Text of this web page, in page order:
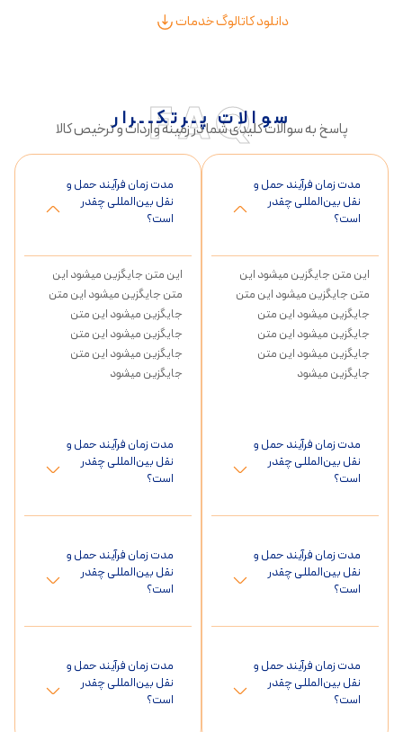
دانلود کاتالوگ خدمات
FAQ
سوالات پـرتکــرار
پاسخ به سوالات کلیدی شما در زمینه واردات و ترخیص کالا
مدت زمان فرآیند حمل و
نقل بین‌المللی چقدر
است؟
این متن جایگزین میشود این
متن جایگزین میشود این متن
جایگزین میشود این متن
جایگزین میشود این متن
جایگزین میشود این متن
جایگزین میشود
مدت زمان فرآیند حمل و
نقل بین‌المللی چقدر
است؟
مدت زمان فرآیند حمل و
نقل بین‌المللی چقدر
است؟
مدت زمان فرآیند حمل و
نقل بین‌المللی چقدر
است؟
مدت زمان فرآیند حمل و
نقل بین‌المللی چقدر
است؟
این متن جایگزین میشود این
متن جایگزین میشود این متن
جایگزین میشود این متن
جایگزین میشود این متن
جایگزین میشود این متن
جایگزین میشود
مدت زمان فرآیند حمل و
نقل بین‌المللی چقدر
است؟
مدت زمان فرآیند حمل و
نقل بین‌المللی چقدر
است؟
مدت زمان فرآیند حمل و
نقل بین‌المللی چقدر
است؟